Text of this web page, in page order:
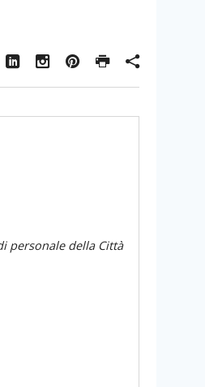
personale della Città